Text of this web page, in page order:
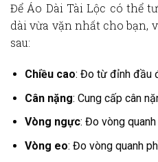
ĐểÁo Dài Tài Lộc có thể
dài vừa vặn nhất cho bạn,
sau:
Chiều cao: Đo từ đỉnh đầu
Cân nặng: Cung cấp cân
Vòng ngực: Đo vòng
Vòng eo: Đo vòng quanh